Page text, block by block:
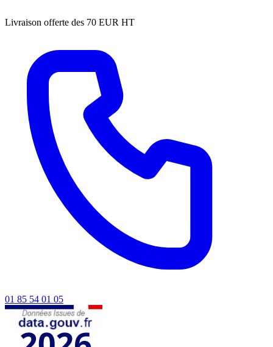
Livraison offerte des 70 EUR HT
01 85 54 01 05